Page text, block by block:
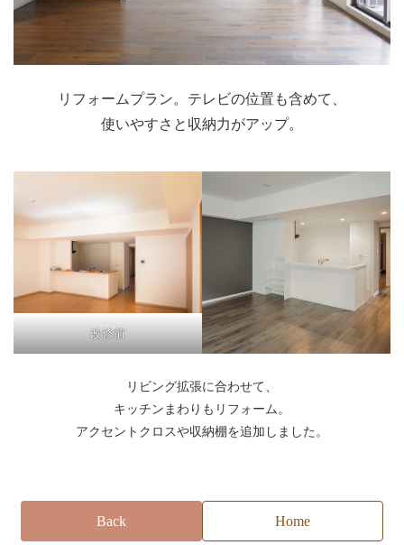
リフォームプラン。テレビの位置も含めて、
使いやすさと収納力がアップ。
改修前
リビング拡張に合わせて、
キッチンまわりもリフォーム。
アクセントクロスや収納棚を追加しました。
Back Home